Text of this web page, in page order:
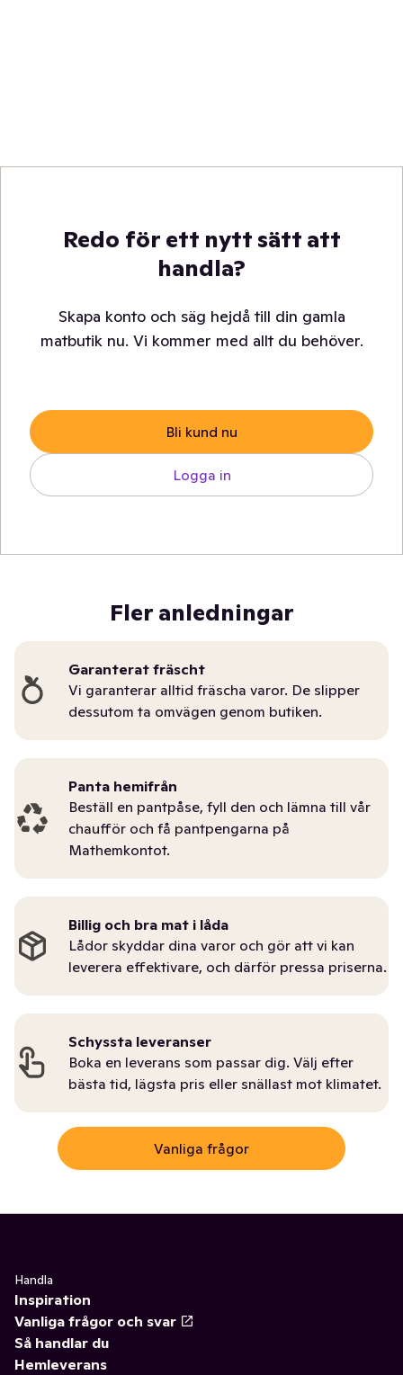
Redo för ett nytt sätt att
handla?
Skapa konto och säg hejdå till din gamla
matbutik nu. Vi kommer med allt du behöver.
Bli kund nu
Logga in
Fler anledningar
Garanterat fräscht
Vi garanterar alltid fräscha varor. De slipper
dessutom ta omvägen genom butiken.
Panta hemifrån
Beställ en pantpåse, fyll den och lämna till vår
chaufför och få pantpengarna på
Mathemkontot.
Billig och bra mat i låda
Lådor skyddar dina varor och gör att vi kan
leverera effektivare, och därför pressa priserna.
Schyssta leveranser
Boka en leverans som passar dig. Välj efter
bästa tid, lägsta pris eller snällast mot klimatet.
Vanliga frågor
Handla
Inspiration
Vanliga frågor och svar
Så handlar du
Hemleverans